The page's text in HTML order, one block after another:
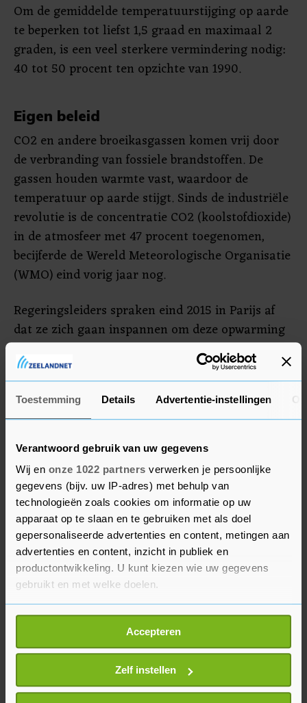
Toestemming Details Advertentie-instellingen
Verantwoord gebruik van uw gegevens
Wij en onze 1022 partners verwerken je persoonlijke
gegevens (bijv. uw IP-adres) met behulp van
technologieën zoals cookies om informatie op uw
apparaat op te slaan en te gebruiken met als doel
gepersonaliseerde advertenties en content, metingen aan
advertenties en content, inzicht in publiek en
productontwikkeling. U kunt kiezen wie uw gegevens
gebruikt en met welke doelen.
Als u het toestaat, willen we ook graag:
Informatie verzamelen over uw geografische
locatie, die tot een paar meter nauwkeurig kan zijn
Uw apparaat identificeren door het actief te
scannen op specifieke eigenschappen (fingerprinting)
Accepteren
Zelf instellen
Om de gemiddelde temperatuurstijging op aarde
te beperken tot liefst 1,5 graad en maximaal 2
graden, is een veel sterkere vermindering nodig:
40 tot 50 procent ten opzichte van 1990.
Eigen beleid
CO2 en andere broeikasgassen komen vrij door
de verbranding van fossiele brandstoffen. De
gassen houden warmte vast, waardoor de
temperatuur op aarde stijgt. Sinds de industriële
revolutie is de concentratie CO2 (koolstofdioxide)
in de atmosfeer met 47 procent toegenomen,
becijferde de Wereld Meteorologische Organisatie
(WMO) eind vorig jaar nog.
Regeringsleiders spraken eind 2015 in Parijs af
dat ze zich gaan inspannen om deze opwarming
van de aarde te beperken. De wereldwijde
doelstellingen zijn bindend, maar ieder land is
vrij om eigen beleid te maken. Daarin schieten ze
dus nog tekort.
De studie is gepubliceerd in het
wetenschappelijke tijdschrift Nature
Communications. Onderzoekers uit de Europese
Unie, India, Japan, Rusland, de Verenigde Staten,
Brazilië en China werkten eraan mee. Hun
landen zijn samen verantwoordelijk voor het
grootste deel van de uitstoot van broeikasgassen.
"Om de doelen wel te halen, zouden alle landen
de uitvoering van het beleid voor hernieuwbare
technologieën en energie-efficiëntieverbetering
moeten versnellen", aldus de wetenschappers.